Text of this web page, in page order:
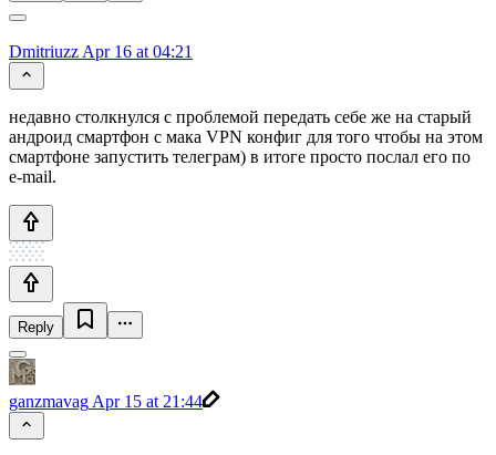
Dmitriuzz Apr 16 at 04:21
недавно столкнулся с проблемой передать себе же на старый
андроид смартфон с мака VPN конфиг для того чтобы на этом
смартфоне запустить телеграм) в итоге просто послал его по
e-mail.
Reply
ganzmavag Apr 15 at 21:44